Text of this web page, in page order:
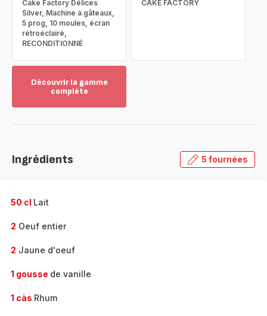
Cake Factory Délices
Silver, Machine à gâteaux,
5 prog, 10 moules, écran
rétroéclairé,
RECONDITIONNÉ
CAKE FACTORY
Découvrir la gamme
complète
gamme
Ingrédients 5 fournées
50 cl Lait
2 Oeuf entier
2 Jaune d'oeuf
1 gousse de vanille
1 càs Rhum